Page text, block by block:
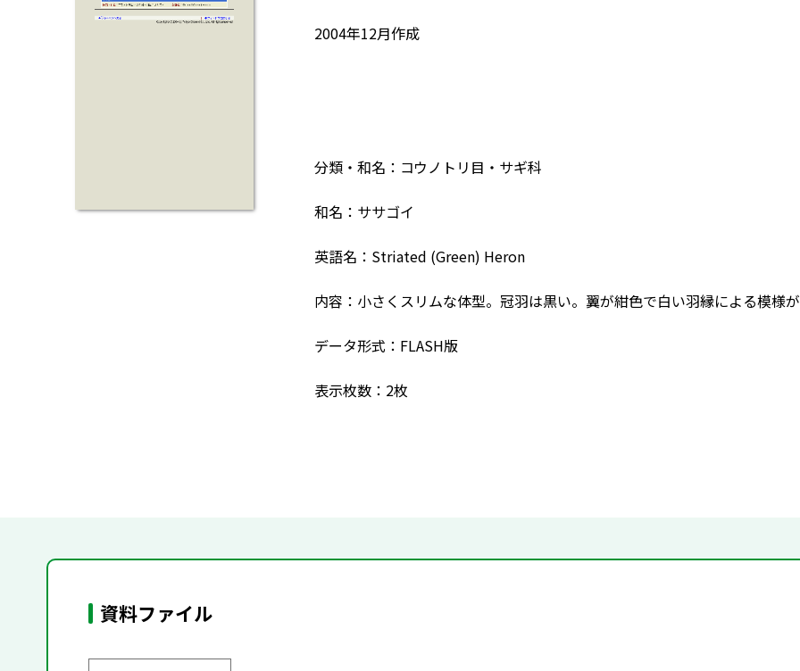
2004年12月作成
分類・和名：コウノトリ目・サギ科
和名：ササゴイ
英語名：Striated (Green) Heron
内容：小さくスリムな体型。冠羽は黒い。翼が紺色で白い羽縁による模様
データ形式：FLASH版
表示枚数：2枚
資料ファイル